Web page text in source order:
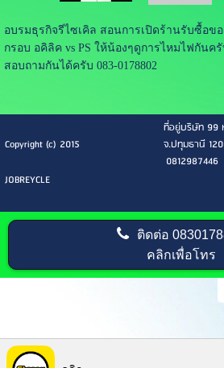
อบรมธุรกิจรีไซเคิล สอนการเปิดร้านรับซื้อข
กรอบ อคิลิค vs PS ให้น้องๆดูการไหมไฟกันค
สอบถามกันได้ครับ 083-0178802
Copyright (c) 2015
ที่อยู่บริษัท 99
จ.ปทุมธานี
0812987446
JOBREYCLE
ติดต่อ
คลิกเพื่อโทร